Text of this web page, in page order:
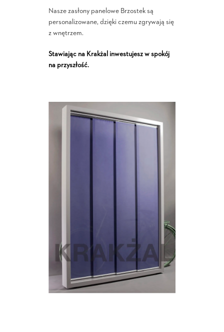
Nasze zasłony panelowe Brzostek są
personalizowane, dzięki czemu zgrywają się
z wnętrzem.
Stawiając na Krakżal inwestujesz w spokój
na przyszłość.